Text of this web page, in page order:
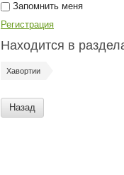
Запомнить меня
Регистрация
Находится в
Хавортии
Назад